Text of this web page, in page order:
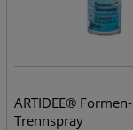
ARTIDEE® Formen-
Trennspray